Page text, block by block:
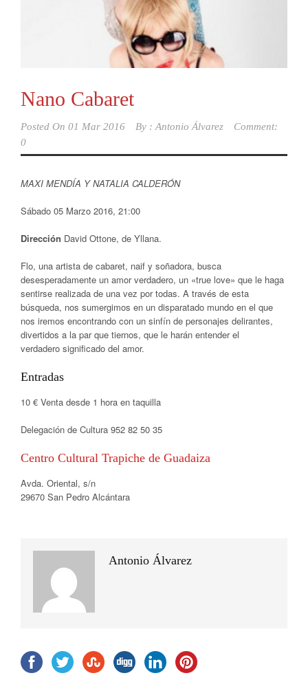
Nano Cabaret
Posted On 01 Mar 2016 By : Antonio Álvarez
Comment:
0
MAXI MENDÍA Y NATALIA CALDERÓN
Sábado 05 Marzo 2016, 21:00
Dirección David Ottone, de Yllana.
Flo, una artista de cabaret, naif y soñadora, busca
desesperadamente un amor verdadero, un «true love» que le haga
sentirse realizada de una vez por todas. A través de esta
búsqueda, nos sumergimos en un disparatado mundo en el que
nos iremos encontrando con un sinfín de personajes delirantes,
divertidos a la par que tiernos, que le harán entender el
verdadero significado del amor.
Entradas
10 € Venta desde 1 hora en taquilla
Delegación de Cultura 952 82 50 35
Centro Cultural Trapiche de Guadaiza
Avda. Oriental, s/n
29670 San Pedro Alcántara
Antonio Álvarez